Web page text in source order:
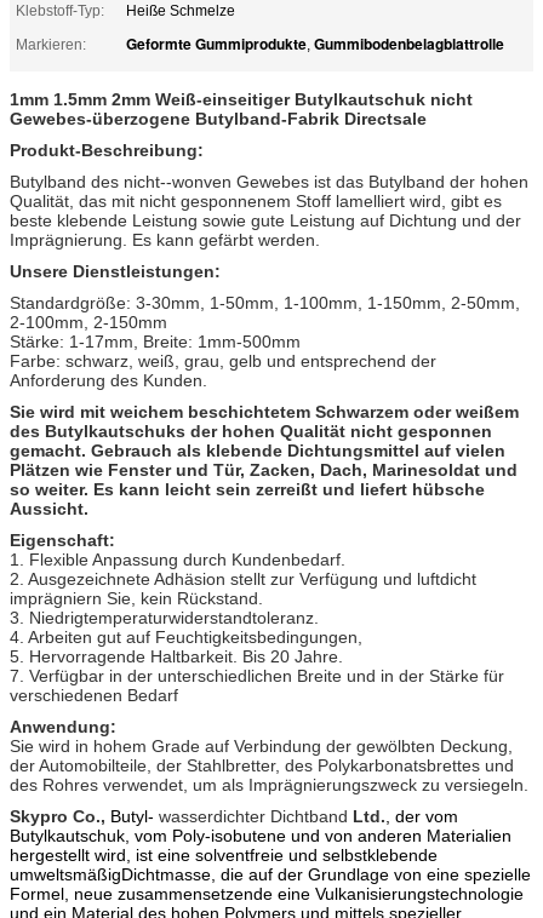
Klebstoff-Typ:
Heiße Schmelze
Markieren:
Geformte Gummiprodukte, Gummibodenbelagblattrolle
1mm 1.5mm 2mm Weiß-einseitiger Butylkautschuk nicht
Gewebes-überzogene Butylband-Fabrik Directsale
Produkt-Beschreibung:
Butylband des nicht--wonven Gewebes ist das Butylband der hohen
Qualität, das mit nicht gesponnenem Stoff lamelliert wird, gibt es
beste klebende Leistung sowie gute Leistung auf Dichtung und der
Imprägnierung. Es kann gefärbt werden.
Unsere Dienstleistungen:
Standardgröße: 3-30mm, 1-50mm, 1-100mm, 1-150mm, 2-50mm,
2-100mm, 2-150mm
Stärke: 1-17mm, Breite: 1mm-500mm
Farbe: schwarz, weiß, grau, gelb und entsprechend der
Anforderung des Kunden.
Sie wird mit weichem beschichtetem Schwarzem oder weißem
des Butylkautschuks der hohen Qualität nicht gesponnen
gemacht. Gebrauch als klebende Dichtungsmittel auf vielen
Plätzen wie Fenster und Tür, Zacken, Dach, Marinesoldat und
so weiter. Es kann leicht sein zerreißt und liefert hübsche
Aussicht.
Eigenschaft:
1. Flexible Anpassung durch Kundenbedarf.
2. Ausgezeichnete Adhäsion stellt zur Verfügung und luftdicht
imprägniern Sie, kein Rückstand.
3. Niedrigtemperaturwiderstandtoleranz.
4. Arbeiten gut auf Feuchtigkeitsbedingungen,
5. Hervorragende Haltbarkeit. Bis 20 Jahre.
7. Verfügbar in der unterschiedlichen Breite und in der Stärke für
verschiedenen Bedarf
Anwendung:
Sie wird in hohem Grade auf Verbindung der gewölbten Deckung,
der Automobilteile, der Stahlbretter, des Polykarbonatsbrettes und
des Rohres verwendet, um als Imprägnierungszweck zu versiegeln.
Skypro Co., Butyl- wasserdichter Dichtband Ltd. , der vom
Butylkautschuk, vom Poly-isobutene und von anderen Materialien
hergestellt wird, ist eine solventfreie und selbstklebende
umweltsmäßigDichtmasse, die auf der Grundlage von eine spezielle
Formel, neue zusammensetzende eine Vulkanisierungstechnologie
und ein Material des hohen Polymers und mittels spezieller